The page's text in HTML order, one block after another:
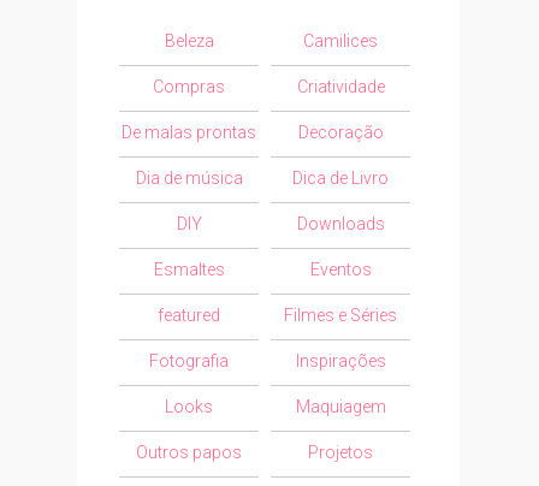
Beleza Camilices
Compras Criatividade
De malas prontas Decoração
Dia de música Dica de Livro
DIY Downloads
Esmaltes Eventos
featured Filmes e Séries
Fotografia Inspirações
Looks Maquiagem
Outros papos Projetos